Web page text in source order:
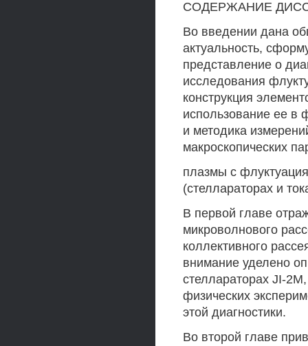
СОДЕРЖАНИЕ
Во введении дана
актуальность,
представление о
исследования
конструкция
использование ее в
и методика
макроскопических
плазмы с
(стеллараторах и
В первой главе
микроволнового
коллективного
внимание уделено
стеллараторах JI-
физических
этой диагностики.
Во второй главе